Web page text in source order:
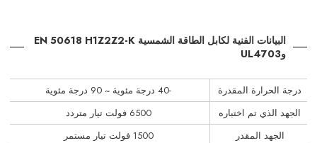
البيانات الفنية لكابل الطاقة الشمسية EN 50618 H1Z2Z2-K
وUL4703
درجة الحرارة المقدرة
-40 درجة مئوية ~ 90 درجة مئوية
الجهد الذي تم اختباره
6500 فولت تيار متردد
الجهد المقدر
1500 فولت تيار مستمر